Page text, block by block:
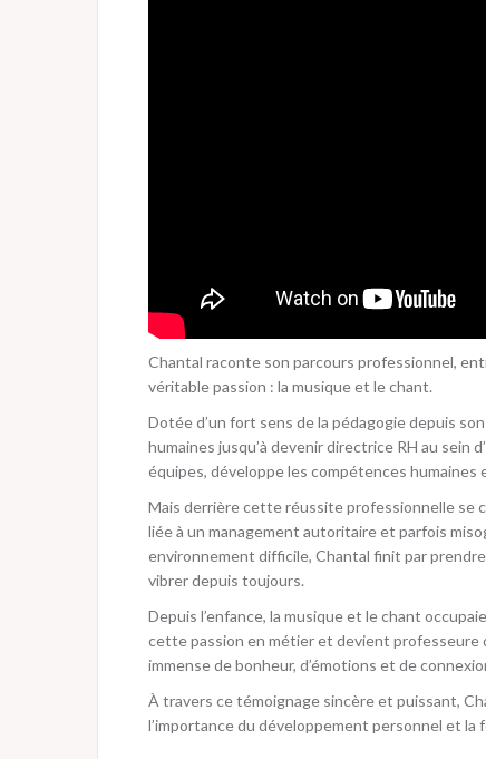
Chantal raconte son parcours professionnel,
véritable passion : la musique et le chant.
Dotée d’un fort sens de la pédagogie depuis
humaines jusqu’à devenir directrice RH au sein
équipes, développe les compétences
Mais derrière cette réussite professionnelle se
liée à un management autoritaire et parfois
environnement difficile, Chantal finit par
vibrer depuis toujours.
Depuis l’enfance, la musique et le chant
cette passion en métier et devient professeure
immense de bonheur, d’émotions et de
À travers ce témoignage sincère et puissant,
l’importance du développement personnel et la